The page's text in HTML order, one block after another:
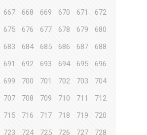
667 668 669 670 671
672
675 676 677 678 679
680
683 684 685 686 687
688
691 692 693 694 695
696
699 700 701 702 703
704
707 708 709 710 711
712
715 716 717 718 719
720
723 724 725 726 727 728